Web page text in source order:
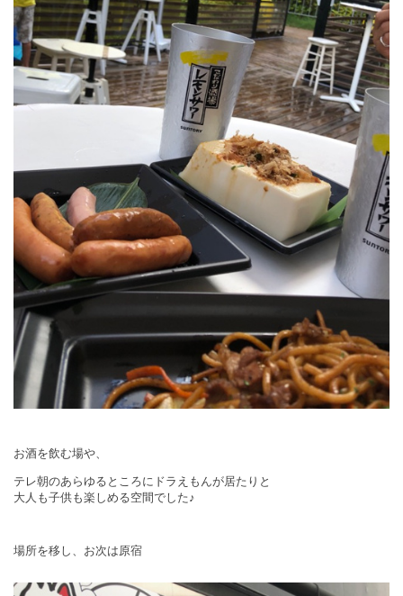
お酒を飲む場や、
テレ朝のあらゆるところにドラえもんが居たりと
大人も子供も楽しめる空間でした♪
場所を移し、お次は原宿